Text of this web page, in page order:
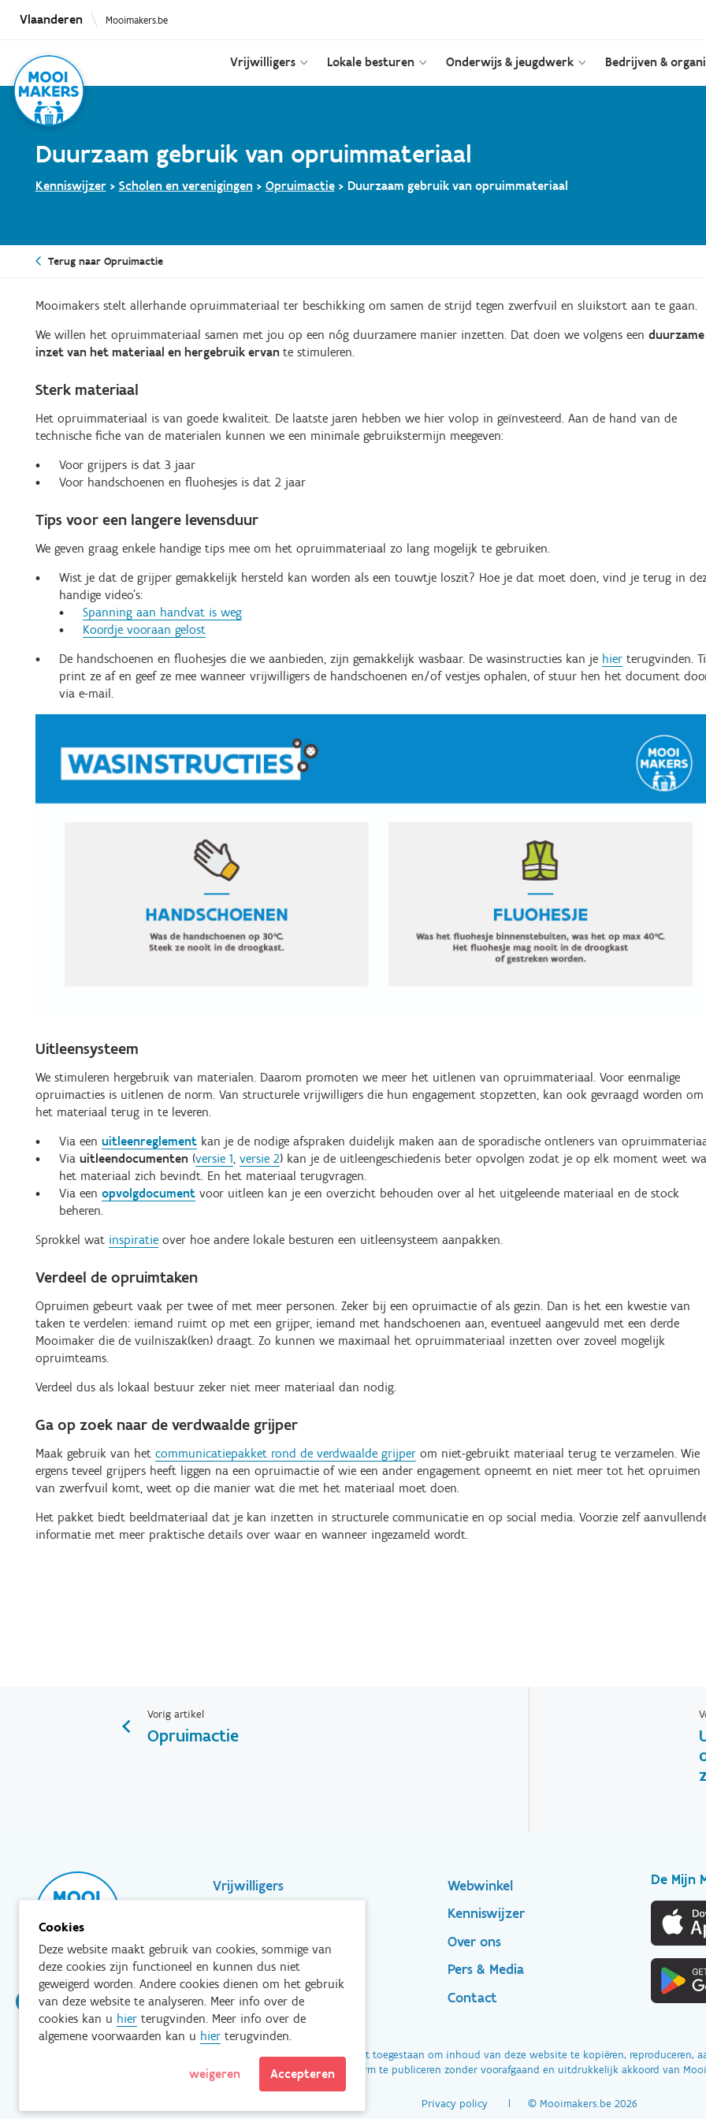
inhoud
gaan
Vlaanderen Mooimakers.be
Vrijwilligers Lokale besturen Onderwijs & jeugdwerk Bedrijven &
Duurzaam gebruik van opruimmateriaal
Kenniswijzer> Scholen en verenigingen> Opruimactie> Duurzaam gebruik van opruimmateriaal
Terug naar Opruimactie
Mooimakers stelt allerhande opruimmateriaal ter beschikking om samen de strijd tegen zwerfvuil en sluikstort aan te gaan.
We willen het opruimmateriaal samen met jou op een nóg duurzamere manier inzetten. Dat doen we volgens een duurzame
inzet van het materiaal en hergebruik ervan te stimuleren.
Sterk materiaal
Het opruimmateriaal is van goede kwaliteit. De laatste jaren hebben we hier volop in geïnvesteerd. Aan de hand van de
technische fiche van de materialen kunnen we een minimale gebruikstermijn meegeven:
Voor grijpers is dat 3 jaar
Voor handschoenen en fluohesjes is dat 2 jaar
Tips voor een langere levensduur
We geven graag enkele handige tips mee om het opruimmateriaal zo lang mogelijk te gebruiken.
Wist je dat de grijper gemakkelijk hersteld kan worden als een touwtje loszit? Hoe je dat moet doen, vind je terug in
handige video's:
Spanning aan handvat is weg
Koordje vooraan gelost
De handschoenen en fluohesjes die we aanbieden, zijn gemakkelijk wasbaar. De wasinstructies kan je hierterugvinden.
print ze af en geef ze mee wanneer vrijwilligers de handschoenen en/of vestjes ophalen, of stuur hen het document
via e-mail.
Uitleensysteem
We stimuleren hergebruik van materialen. Daarom promoten we meer het uitlenen van opruimmateriaal. Voor eenmalige
opruimacties is uitlenen de norm. Van structurele vrijwilligers die hun engagement stopzetten, kan ook gevraagd worden om
het materiaal terug in te leveren.
Via een uitleenreglementkan je de nodige afspraken duidelijk maken aan de sporadische ontleners van
Via uitleendocumenten(versie 1 versie 2) kan je de uitleengeschiedenis beter opvolgen zodat je op elk moment weet
het materiaal zich bevindt. En het materiaal terugvragen.
Via een opvolgdocumentvoor uitleen kan je een overzicht behouden over al het uitgeleende materiaal en de stock
beheren.
Sprokkel wat inspiratieover hoe andere lokale besturen een uitleensysteem aanpakken.
Verdeel de opruimtaken
Opruimen gebeurt vaak per twee of met meer personen. Zeker bij een opruimactie of als gezin. Dan is het een kwestie van
taken te verdelen: iemand ruimt op met een grijper, iemand met handschoenen aan, eventueel aangevuld met een derde
Mooimaker die de vuilniszak(ken) draagt. Zo kunnen we maximaal het opruimmateriaal inzetten over zoveel mogelijk
opruimteams.
Verdeel dus als lokaal bestuur zeker niet meer materiaal dan nodig.
Ga op zoek naar de verdwaalde grijper
Maak gebruik van het communicatiepakket rond de verdwaalde grijperom niet-gebruikt materiaal terug te verzamelen. Wie
ergens teveel grijpers heeft liggen na een opruimactie of wie een ander engagement opneemt en niet meer tot het opruimen
van zwerfvuil komt, weet op die manier wat die met het materiaal moet doen.
Het pakket biedt beeldmateriaal dat je kan inzetten in structurele communicatie en op social media. Voorzie zelf
informatie met meer praktische details over waar en wanneer ingezameld wordt.
Vorig artikel
Opruimactie
Footer-
menu
Vrijwilligers
Scholen & Verenigingen
Bedrijven
Footer
secondary
Webwinkel
Kenniswijzer
Over ons
Pers & Media
Contact
De Mijn
Tenzij anders vermeld is het niet toegestaan om inhoud van deze website te kopiëren, reproduceren,
andere vorm te publiceren zonder voorafgaand en uitdrukkelijk akkoord van
Privacy policy © Mooimakers.be 2026
Cookies
Deze website maakt gebruik van cookies, sommige van
deze cookies zijn functioneel en kunnen dus niet
geweigerd worden. Andere cookies dienen om het gebruik
van deze website te analyseren. Meer info over de
cookies kan u hier terugvinden. Meer info over de
algemene voorwaarden kan u hier terugvinden.
weigeren Accepteren